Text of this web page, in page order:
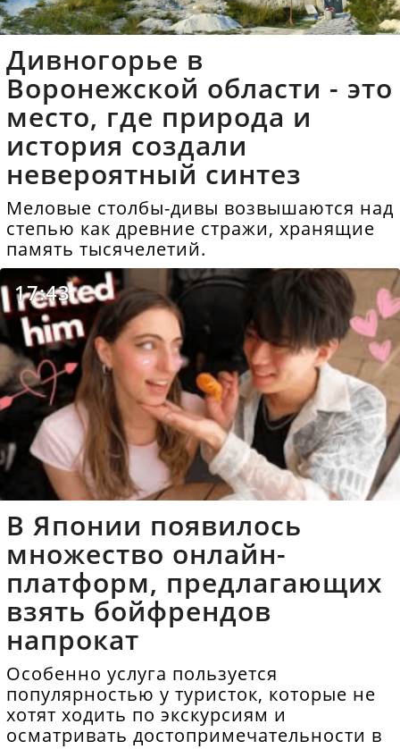
Дивногорье в
Воронежской области - это
место, где природа и
история создали
невероятный синтез
Меловые столбы-дивы возвышаются над
степью как древние стражи, хранящие
память тысячелетий.
17:43
В Японии появилось
множество онлайн-
платформ, предлагающих
взять бойфрендов
напрокат
Особенно услуга пользуется
популярностью у туристок, которые не
хотят ходить по экскурсиям и
осматривать достопримечательности в